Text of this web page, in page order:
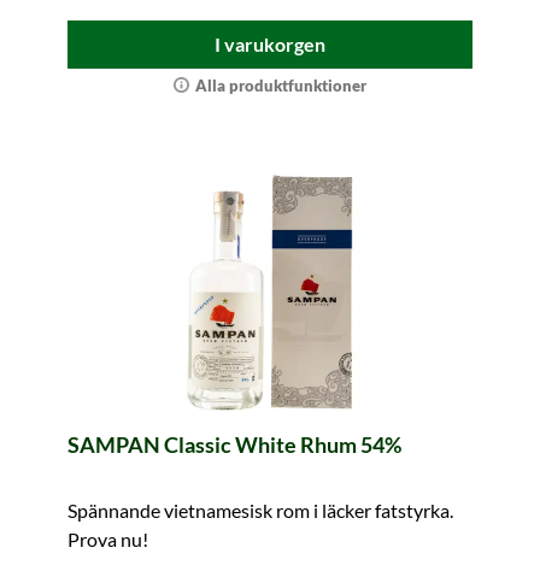
I varukorgen
Alla produktfunktioner
SAMPAN Classic White Rhum 54%
Spännande vietnamesisk rom i läcker fatstyrka.
Prova nu!